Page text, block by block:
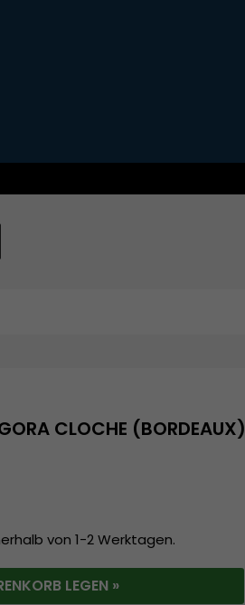
CLOCHE (BORDEAUX)
von 1-2 Werktagen.
LEGEN »